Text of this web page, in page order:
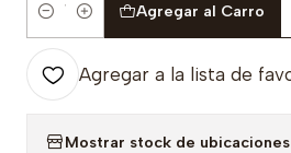
Cantidad
Agregar al Carro
Agregar a la lista de
Mostrar stock de ubicaciones